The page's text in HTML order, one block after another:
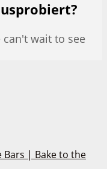
wait to see